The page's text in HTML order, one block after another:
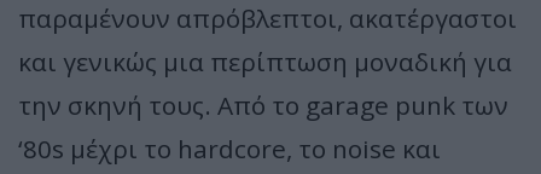
παραμένουν απρόβλεπτοι, ακατέργαστοι
και γενικώς μια περίπτωση μοναδική για
την σκηνή τους. Από το garage punk των
‘80s μέχρι το hardcore, το noise και